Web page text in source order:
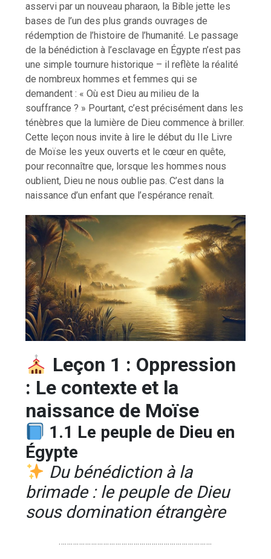
asservi par un nouveau pharaon, la Bible jette les
bases de l’un des plus grands ouvrages de
rédemption de l’histoire de l’humanité. Le passage
de la bénédiction à l’esclavage en Égypte n’est pas
une simple tournure historique – il reflète la réalité
de nombreux hommes et femmes qui se
demandent : « Où est Dieu au milieu de la
souffrance ? » Pourtant, c’est précisément dans les
ténèbres que la lumière de Dieu commence à briller.
Cette leçon nous invite à lire le début du IIe Livre
de Moïse les yeux ouverts et le cœur en quête,
pour reconnaître que, lorsque les hommes nous
oublient, Dieu ne nous oublie pas. C’est dans la
naissance d’un enfant que l’espérance renaît.
Leçon 1 : Oppression
: Le contexte et la
naissance de Moïse
1.1 Le peuple de Dieu en
Égypte
Du bénédiction à la
brimade : le peuple de Dieu
sous domination étrangère
………………………………………………………………….